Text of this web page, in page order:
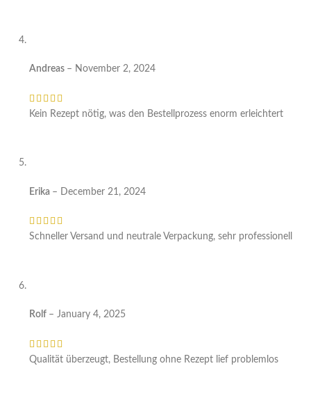
Andreas – November 2, 2024
Kein Rezept nötig, was den Bestellprozess enorm erleichtert
Erika – December 21, 2024
Schneller Versand und neutrale Verpackung, sehr professionell
Rolf – January 4, 2025
Qualität überzeugt, Bestellung ohne Rezept lief problemlos